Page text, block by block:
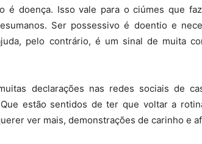
é doença. Isso vale para o ciúmes que
Ser possessivo é doentio e
pelo contrário, é um sinal de muita
declarações nas redes sociais de
estão sentidos de ter que voltar a
ver mais, demonstrações de carinho e